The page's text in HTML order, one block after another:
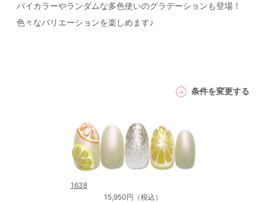
バイカラーやランダムな多色使いのグラデーションも登場！
色々なバリエーションを楽しめます♪
条件を変更する
1638
15,950円（税込）